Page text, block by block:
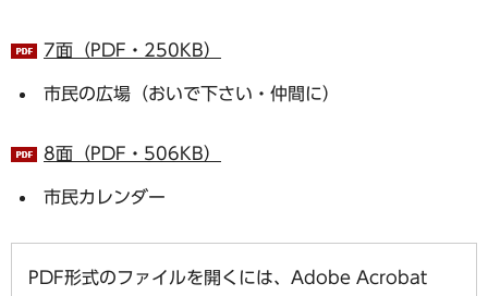
7面（PDF・250KB）
市民の広場（おいで下さい・仲間に）
8面（PDF・506KB）
市民カレンダー
PDF形式のファイルを開くには、Adobe Acrobat